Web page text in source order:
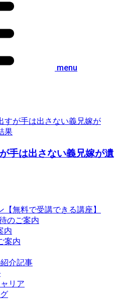
menu
手は出さない義兄嫁が遺
無料で受講できる講座】
のご案内
内
案内
介記事
リア